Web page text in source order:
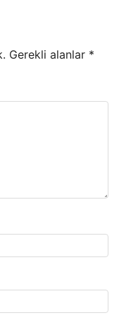
Gerekli alanlar *